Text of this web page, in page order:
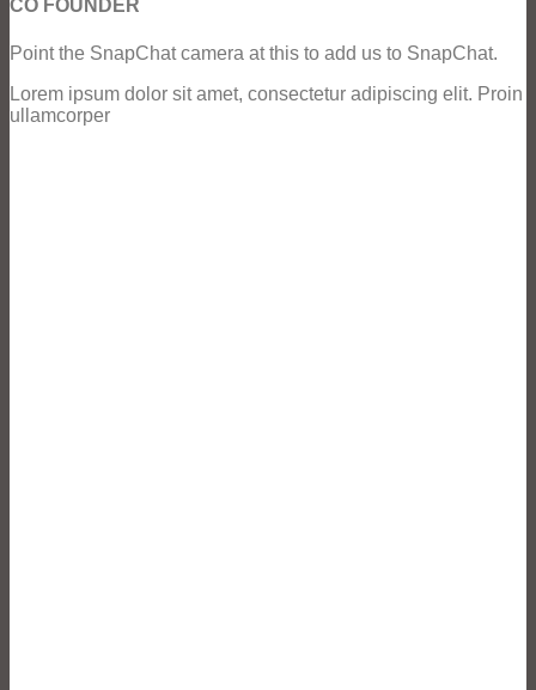
CO FOUNDER
Point the SnapChat camera at this to add us to SnapChat.
Lorem ipsum dolor sit amet, consectetur adipiscing elit. Proin
ullamcorper